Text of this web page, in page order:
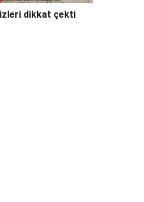
izleri dikkat çekti